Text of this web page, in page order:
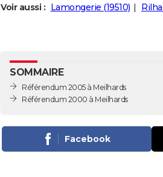
Voir aussi : Lamongerie (19510)
SOMMAIRE
Référendum 2005 à Meilhards
Référendum 2000 à Meilhards
Facebook